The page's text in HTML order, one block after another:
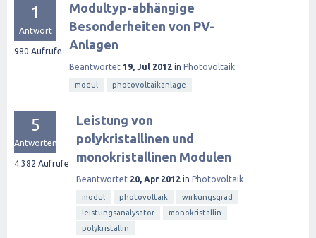
1
Antwort
980 Aufrufe
Modultyp-abhängige
Besonderheiten von PV-
Anlagen
Beantwortet 19, Jul 2012 in Photovoltaik
modul photovoltaikanlage
5
Antworten
4.382 Aufrufe
Leistung von
polykristallinen und
monokristallinen Modulen
Beantwortet 20, Apr 2012 in Photovoltaik
modul photovoltaik
wirkungsgrad
leistungsanalysator
monokristallin
polykristallin